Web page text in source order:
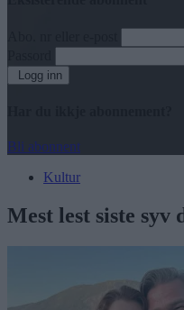
Logg inn
Bli abonnent
Kultur
Mest lest siste syv